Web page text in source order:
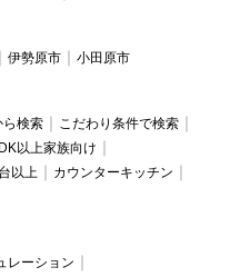
伊勢原市 小田原市
ら検索
こだわり条件で検索
以上家族向け
以上
カウンターキッチン
レーション